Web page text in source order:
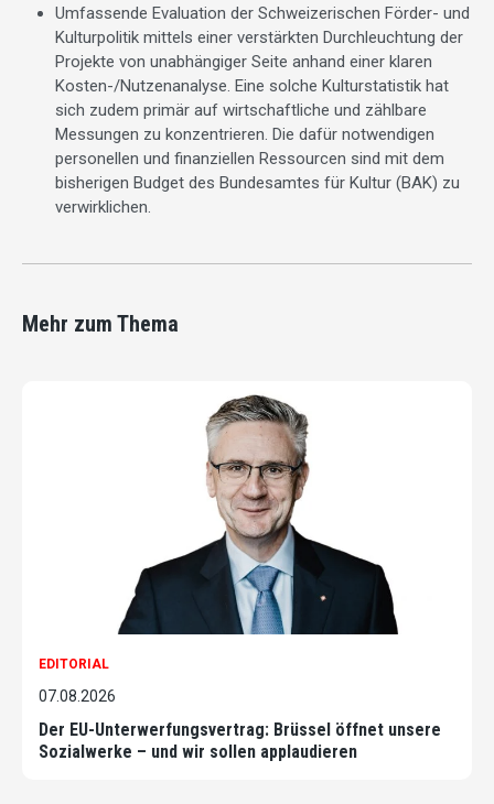
Umfassende Evaluation der Schweizerischen Förder- und
Kulturpolitik mittels einer verstärkten Durchleuchtung der
Projekte von unabhängiger Seite anhand einer klaren
Kosten-/Nutzenanalyse. Eine solche Kulturstatistik hat
sich zudem primär auf wirtschaftliche und zählbare
Messungen zu konzentrieren. Die dafür notwendigen
personellen und finanziellen Ressourcen sind mit dem
bisherigen Budget des Bundesamtes für Kultur (BAK) zu
verwirklichen.
Mehr zum Thema
EDITORIAL
07.08.2026
Der EU-Unterwerfungsvertrag: Brüssel öffnet unsere
Sozialwerke – und wir sollen applaudieren